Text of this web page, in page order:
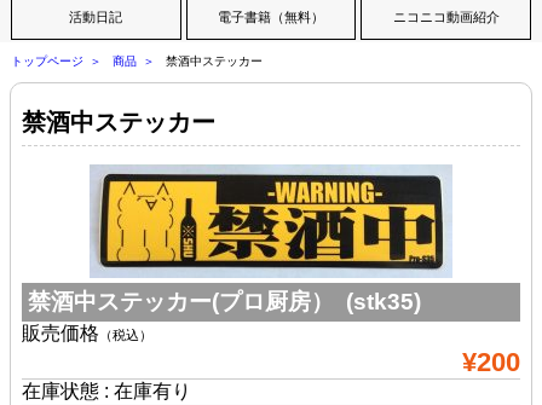
活動日記 電子書籍（無料） ニコニコ動画紹介
トップページ 商品 禁酒中ステッカー
禁酒中ステッカー
禁酒中ステッカー(プロ厨房） (stk35)
販売価格 （税込）
¥200
在庫状態 : 在庫有り